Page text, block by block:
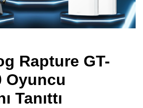
Rapture GT-
Oyuncu
Tanıttı